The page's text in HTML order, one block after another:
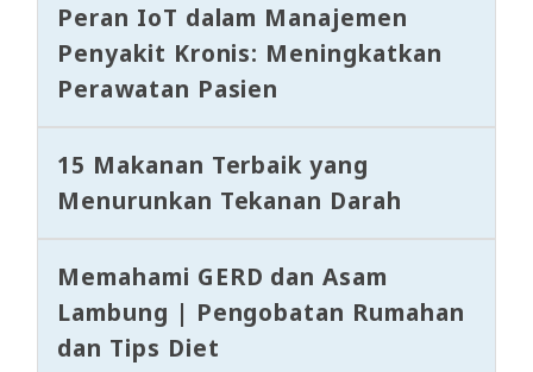
Peran IoT dalam Manajemen
Penyakit Kronis: Meningkatkan
Perawatan Pasien
15 Makanan Terbaik yang
Menurunkan Tekanan Darah
Memahami GERD dan Asam
Lambung | Pengobatan Rumahan
dan Tips Diet